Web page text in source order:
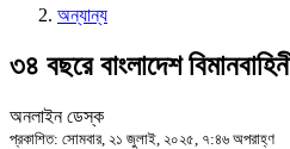
অন্যান্য
৩৪ বছরে বাংলাদেশ
অনলাইন ডেস্ক
প্রকাশিত: সোমবার, ২১ জুলাই, ২০২৫, ৭:৪৬ অপরাহ্ণ